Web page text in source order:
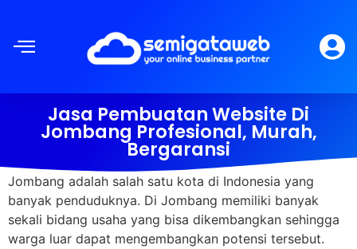
Jasa Pembuatan Website Di
Jombang Profesional, Murah,
Bergaransi
Jombang adalah salah satu kota di Indonesia yang
banyak penduduknya. Di Jombang memiliki banyak
sekali bidang usaha yang bisa dikembangkan sehingga
warga luar dapat mengembangkan potensi tersebut.